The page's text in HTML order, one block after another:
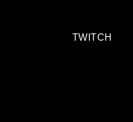
TWITCH